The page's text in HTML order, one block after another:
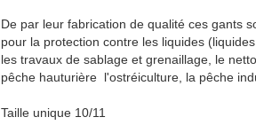
De par leur fabrication de qualité ces gants
pour la protection contre les liquides
les travaux de sablage et grenaillage, le
pêche hauturière l'ostréiculture, la pêche
Taille unique 10/11